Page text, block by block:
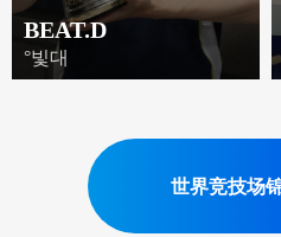
BEAT.D
°빛대
世界竞技场